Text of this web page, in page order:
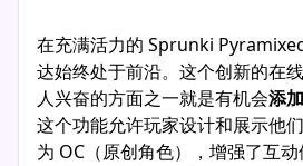
在充满活力的 Sprunki
达始终处于前沿。这个创新的在
人兴奋的方面之一就是有机会添
这个功能允许玩家设计和展示他
为 OC（原创角色），增强了互